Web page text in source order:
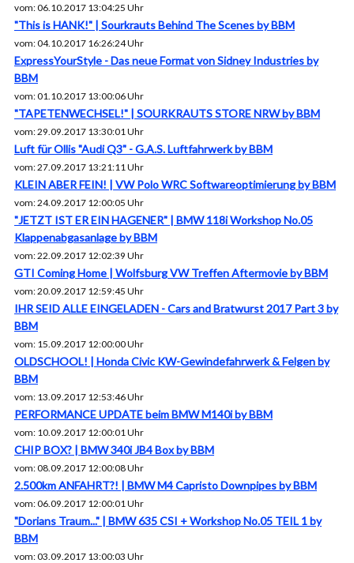
vom: 06.10.2017 13:04:25 Uhr
"This is HANK!" | Sourkrauts Behind The Scenes by BBM
vom: 04.10.2017 16:26:24 Uhr
ExpressYourStyle - Das neue Format von Sidney Industries by
BBM
vom: 01.10.2017 13:00:06 Uhr
"TAPETENWECHSEL!" | SOURKRAUTS STORE NRW by BBM
vom: 29.09.2017 13:30:01 Uhr
Luft für Ollis "Audi Q3" - G.A.S. Luftfahrwerk by BBM
vom: 27.09.2017 13:21:11 Uhr
KLEIN ABER FEIN! | VW Polo WRC Softwareoptimierung by BBM
vom: 24.09.2017 12:00:05 Uhr
"JETZT IST ER EIN HAGENER" | BMW 118i Workshop No.05
Klappenabgasanlage by BBM
vom: 22.09.2017 12:02:39 Uhr
GTI Coming Home | Wolfsburg VW Treffen Aftermovie by BBM
vom: 20.09.2017 12:59:45 Uhr
IHR SEID ALLE EINGELADEN - Cars and Bratwurst 2017 Part 3 by
BBM
vom: 15.09.2017 12:00:00 Uhr
OLDSCHOOL! | Honda Civic KW-Gewindefahrwerk & Felgen by
BBM
vom: 13.09.2017 12:53:46 Uhr
PERFORMANCE UPDATE beim BMW M140i by BBM
vom: 10.09.2017 12:00:01 Uhr
CHIP BOX? | BMW 340i JB4 Box by BBM
vom: 08.09.2017 12:00:08 Uhr
2.500km ANFAHRT?! | BMW M4 Capristo Downpipes by BBM
vom: 06.09.2017 12:00:01 Uhr
"Dorians Traum..." | BMW 635 CSI + Workshop No.05 TEIL 1 by
BBM
vom: 03.09.2017 13:00:03 Uhr